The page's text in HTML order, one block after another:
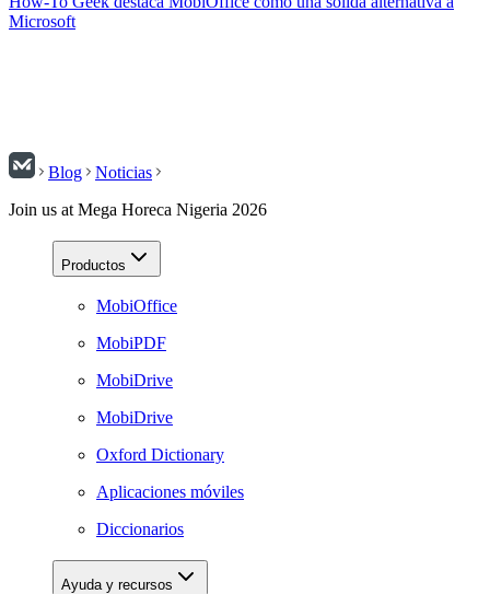
Microsoft
Blog
Noticias
Join us at Mega Horeca Nigeria 2026
Productos
MobiOffice
MobiPDF
MobiDrive
MobiDrive
Oxford Dictionary
Aplicaciones móviles
Diccionarios
Ayuda y recursos